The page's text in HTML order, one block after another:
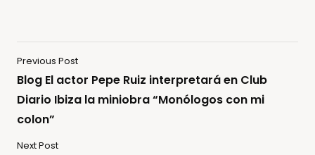
Previous Post
Blog El actor Pepe Ruiz interpretará en Club
Diario Ibiza la miniobra “Monólogos con mi
colon”
Next Post